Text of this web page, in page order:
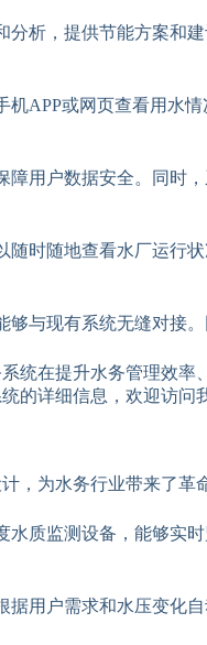
析，提供节能方案和
APP或网页查看用水
用户数据安全。同时
时随地查看水厂运行
与现有系统无缝对接
统在提升水务管理效
的详细信息，欢迎访问
，为水务行业带来了革
水质监测设备，能够实
据用户需求和水压变化